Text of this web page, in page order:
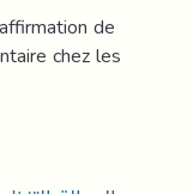
de
chez les